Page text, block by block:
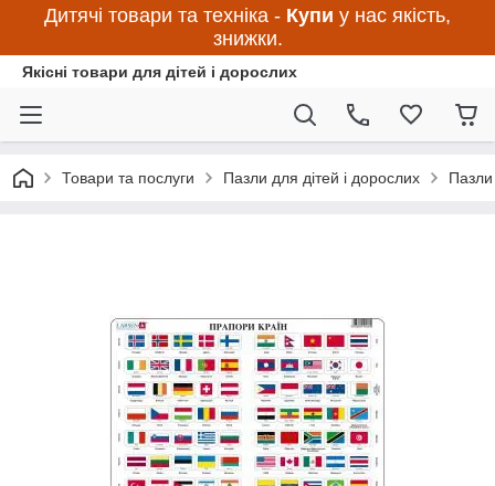
Дитячі товари та техніка - Купи у нас якість,
знижки.
Якісні товари для дітей і дорослих
Товари та послуги Пазли для дітей і дорослих Пазли